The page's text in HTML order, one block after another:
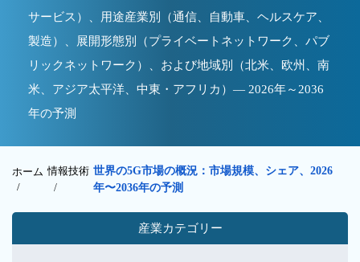
サービス）、用途産業別（通信、自動車、ヘルスケア、
製造）、展開形態別（プライベートネットワーク、パブ
リックネットワーク）、および地域別（北米、欧州、南
米、アジア太平洋、中東・アフリカ）— 2026年～2036
年の予測
ホーム
/
情報技術
/
世界の5G市場の概況：市場規模、シェア、2026
年〜2036年の予測
産業カテゴリー